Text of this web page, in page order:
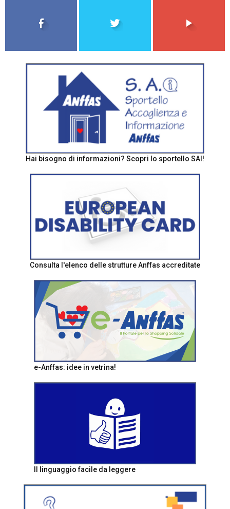
Hai bisogno di informazioni? Scopri lo sportello SAI!
Consulta l'elenco delle strutture Anffas accreditate
e-Anffas: idee in vetrina!
Il linguaggio facile da leggere